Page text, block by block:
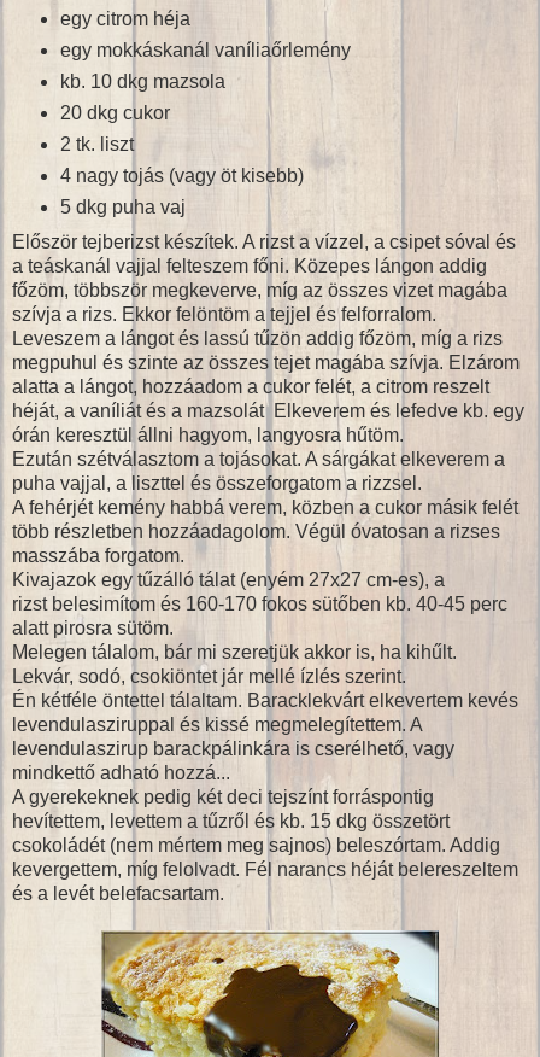
egy citrom héja
egy mokkáskanál vaníliaőrlemény
kb. 10 dkg mazsola
20 dkg cukor
2 tk. liszt
4 nagy tojás (vagy öt kisebb)
5 dkg puha vaj
Először tejberizst készítek. A rizst a vízzel, a csipet sóval és
a teáskanál vajjal felteszem főni. Közepes lángon addig
főzöm, többször megkeverve, míg az összes vizet magába
szívja a rizs. Ekkor felöntöm a tejjel és felforralom.
Leveszem a lángot és lassú tűzön addig főzöm, míg a rizs
megpuhul és szinte az összes tejet magába szívja. Elzárom
alatta a lángot, hozzáadom a cukor felét, a citrom reszelt
héját, a vaníliát és a mazsolát Elkeverem és lefedve kb. egy
órán keresztül állni hagyom, langyosra hűtöm.
Ezután szétválasztom a tojásokat. A sárgákat elkeverem a
puha vajjal, a liszttel és összeforgatom a rizzsel.
A fehérjét kemény habbá verem, közben a cukor másik felét
több részletben hozzáadagolom. Végül óvatosan a rizses
masszába forgatom.
Kivajazok egy tűzálló tálat (enyém 27x27 cm-es), a
rizst belesimítom és 160-170 fokos sütőben kb. 40-45 perc
alatt pirosra sütöm.
Melegen tálalom, bár mi szeretjük akkor is, ha kihűlt.
Lekvár, sodó, csokiöntet jár mellé ízlés szerint.
Én kétféle öntettel tálaltam. Baracklekvárt elkevertem kevés
levendulasziruppal és kissé megmelegítettem. A
levendulaszirup barackpálinkára is cserélhető, vagy
mindkettő adható hozzá...
A gyerekeknek pedig két deci tejszínt forráspontig
hevítettem, levettem a tűzről és kb. 15 dkg összetört
csokoládét (nem mértem meg sajnos) beleszórtam. Addig
kevergettem, míg felolvadt. Fél narancs héját belereszeltem
és a levét belefacsartam.